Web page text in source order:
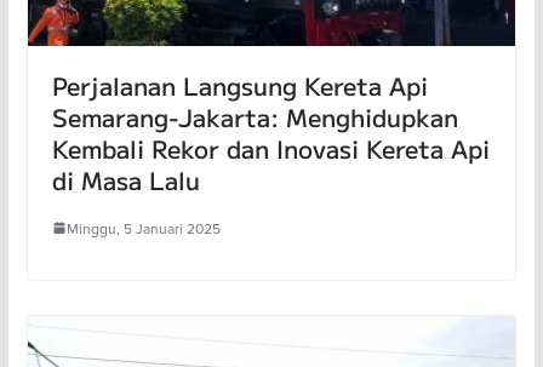
Perjalanan Langsung Kereta Api
Semarang-Jakarta: Menghidupkan
Kembali Rekor dan Inovasi Kereta Api
di Masa Lalu
Minggu, 5 Januari 2025